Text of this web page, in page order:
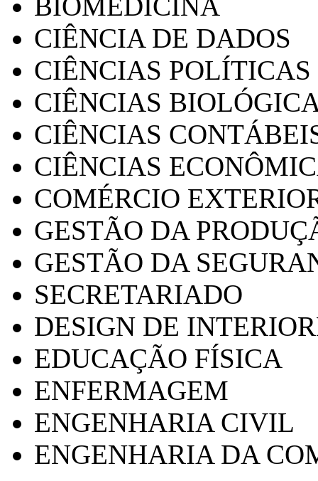
CIÊNCIA DE DADOS
CIÊNCIAS POLÍTICAS
CIÊNCIAS
CIÊNCIAS
CIÊNCIAS
COMÉRCIO
GESTÃO DA
GESTÃO DA
SECRETARIADO
DESIGN DE
EDUCAÇÃO FÍSICA
ENFERMAGEM
ENGENHARIA CIVIL
ENGENHARIA DA